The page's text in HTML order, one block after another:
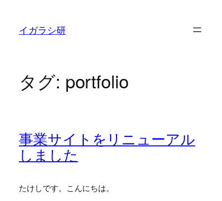
イガラシ研
タグ: portfolio
事業サイトをリニューアル
しました
たけしです。こんにちは。